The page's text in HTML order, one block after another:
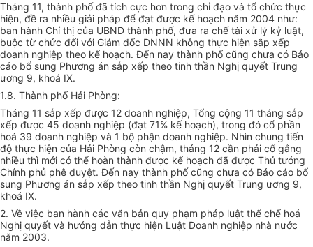
Tháng 11, thành phố đã tích cực hơn trong chỉ đạo và tổ chức thực
hiện, đề ra nhiều giải pháp để đạt được kế hoạch năm 2004 như:
ban hành Chỉ thị của UBND thành phố, đưa ra chế tài xử lý kỷ luật,
buộc từ chức đối với Giám đốc DNNN không thực hiện sắp xếp
doanh nghiệp theo kế hoạch. Đến nay thành phố cũng chưa có Báo
cáo bổ sung Phương án sắp xếp theo tinh thần Nghị quyết Trung
ương 9, khoá IX.
1.8. Thành phố Hải Phòng:
Tháng 11 sắp xếp được 12 doanh nghiệp, Tổng cộng 11 tháng sắp
xếp được 45 doanh nghiệp (đạt 71% kế hoạch), trong đó cổ phần
hoá 39 doanh nghiệp và 1 bộ phận doanh nghiệp. Nhìn chung tiến
độ thực hiện của Hải Phòng còn chậm, tháng 12 cần phải cố gắng
nhiều thì mới có thể hoàn thành được kế hoạch đã được Thủ tướng
Chính phủ phê duyệt. Đến nay thành phố cũng chưa có Báo cáo bổ
sung Phương án sắp xếp theo tinh thần Nghị quyết Trung ương 9,
khoá IX.
2. Về việc ban hành các văn bản quy phạm pháp luật thể chế hoá
Nghị quyết và hướng dẫn thực hiện Luật Doanh nghiệp nhà nước
năm 2003.